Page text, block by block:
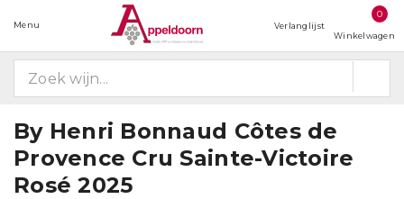
Menu Verlanglijst
0
Winkelwagen
By Henri Bonnaud Côtes de
Provence Cru Sainte-Victoire
Rosé 2025